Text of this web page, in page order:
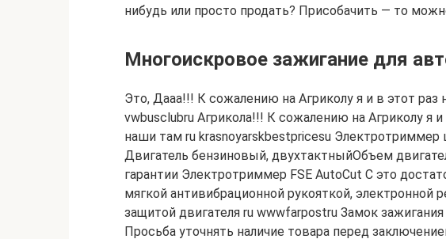
нибудь или просто продать? Присобачить — то
Многоискровое зажигание для
Это, Дааа!!! К сожалению на Агриколу я и в этот
vwbusclubru Агрикола!!! К сожалению на Агриколу я
наши там ru krasnoyarskbestpricesu Электротриммер
Двигатель бензиновый, двухтактныйОбъем
гарантии Электротриммер FSE AutoCut C это
мягкой антивибрационной рукояткой, электронной
защитой двигателя ru wwwfarpostru Замок
Просьба уточнять наличие товара перед